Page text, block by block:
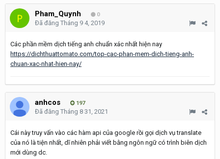
Pham_Quynh 0
Đã đăng Tháng 9 4, 2019
Các phần mềm dịch tiếng anh chuẩn xác nhất hiện nay
https://dichthuattomato.com/top-cac-phan-mem-dich-tieng-anh-
chuan-xac-nhat-hien-nay/
anhcos 197
Đã đăng Tháng 8 31, 2021
Cái này truy vấn vào các hàm api của google rồi gọi dịch vụ translate
của nó là tiện nhất, dĩ nhiên phải viết bằng ngôn ngữ có trình biên dịch
mới dùng dc.